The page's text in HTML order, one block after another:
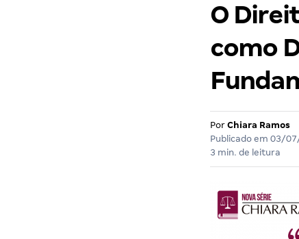
O
como
Por Chiara Ramos
Publicado em 03/
3 min. de leitura